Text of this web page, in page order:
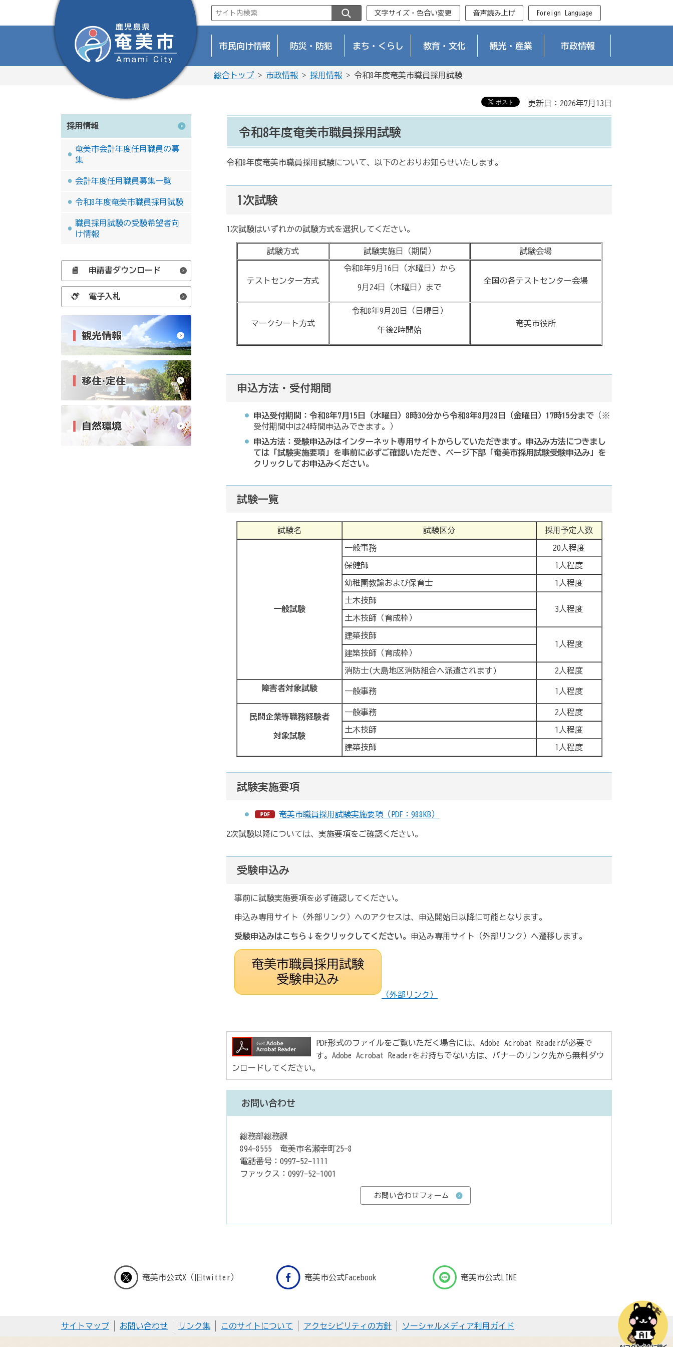
文字サイズ・色合い変更 音声読み上げ Foreign Language
市民向け情報 防災・防犯 まち・くらし 教育・文化 観光・産業 市政情報
総合トップ > 市政情報 > 採用情報 > 令和8年度奄美市職員採用試験
採用情報
奄美市会計年度任用職員の募
集
会計年度任用職員募集一覧
令和8年度奄美市職員採用試験
職員採用試験の受験希望者向
け情報
申請書ダウンロード
電子入札
更新日：2026年7月13日
令和8年度奄美市職員採用試験
令和8年度奄美市職員採用試験について、以下のとおりお知らせいたします。
1次試験
1次試験はいずれかの試験方式を選択してください。
試験方式 試験実施日（期間） 試験会場
テストセンター方式
令和8年9月16日（水曜日）から
9月24日（木曜日）まで
全国の各テストセンター会場
マークシート方式
令和8年9月20日（日曜日）
午後2時開始
奄美市役所
申込方法・受付期間
申込受付期間：令和8年7月15日（水曜日）8時30分から令和8年8月28日（金曜日）17時15分まで （※
受付期間中は24時間申込みできます。）
申込方法：受験申込みはインターネット専用サイトからしていただきます。申込み方法につきまし
ては「試験実施要項」を事前に必ずご確認いただき、ページ下部「奄美市採用試験受験申込み」を
クリックしてお申込みください。
試験一覧
試験名 試験区分 採用予定人数
一般試験
一般事務 20人程度
保健師 1人程度
幼稚園教諭および保育士 1人程度
土木技師
3人程度
土木技師（育成枠）
建築技師
1人程度
建築技師（育成枠）
消防士(大島地区消防組合へ派遣されます) 2人程度
障害者対象試験 一般事務 1人程度
民間企業等職務経験者
対象試験
一般事務 2人程度
土木技師 1人程度
建築技師 1人程度
試験実施要項
奄美市職員採用試験実施要項（PDF：988KB）
2次試験以降については、実施要項をご確認ください。
受験申込み
事前に試験実施要項を必ず確認してください。
申込み専用サイト（外部リンク）へのアクセスは、申込開始日以降に可能となります。
受験申込みはこちら↓をクリックしてください。 申込み専用サイト（外部リンク）へ遷移します。
（外部リンク）
PDF形式のファイルをご覧いただく場合には、Adobe Acrobat Readerが必要で
す。Adobe Acrobat Readerをお持ちでない方は、バナーのリンク先から無料ダウ
ンロードしてください。
お問い合わせ
総務部総務課
894-8555 奄美市名瀬幸町25-8
電話番号：0997-52-1111
ファックス：0997-52-1001
奄美市公式X（旧twitter） 奄美市公式Facebook 奄美市公式LINE
サイトマップ お問い合わせ リンク集 このサイトについて アクセシビリティの方針 ソーシャルメディア利用ガイド